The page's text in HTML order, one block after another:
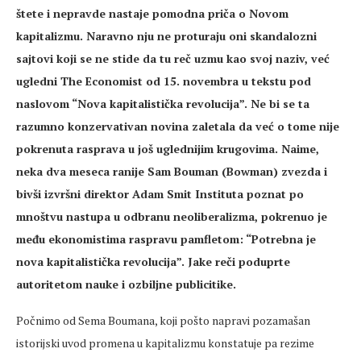
štete i nepravde nastaje pomodna priča o Novom
kapitalizmu. Naravno nju ne proturaju oni skandalozni
sajtovi koji se ne stide da tu reč uzmu kao svoj naziv, već
ugledni The Economist od 15. novembra u tekstu pod
naslovom “Nova kapitalistička revolucija”. Ne bi se ta
razumno konzervativan novina zaletala da već o tome nije
pokrenuta rasprava u još uglednijim krugovima. Naime,
neka dva meseca ranije Sam Bouman (Bowman) zvezda i
bivši izvršni direktor Adam Smit Instituta poznat po
mnoštvu nastupa u odbranu neoliberalizma, pokrenuo je
među ekonomistima raspravu pamfletom: “Potrebna je
nova kapitalistička revolucija”. Jake reči poduprte
autoritetom nauke i ozbiljne publicitike.
Počnimo od Sema Boumana, koji pošto napravi pozamašan
istorijski uvod promena u kapitalizmu konstatuje pa rezime